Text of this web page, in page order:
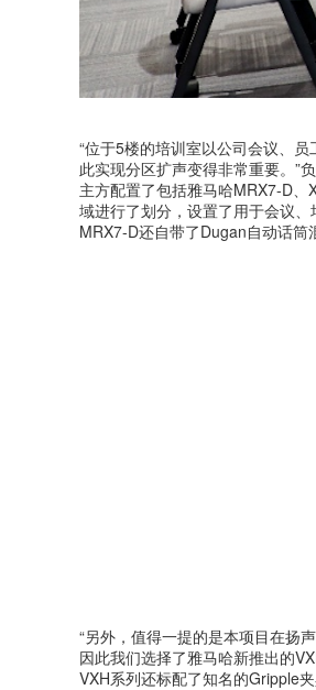
“位于5楼的培训室以公司会议、
此实现分区扩声变得非常重要。”
主方配置了包括雅马哈MRX7-D
域进行了划分，设置了用于会议
MRX7-D还自带了Dugan自动话
“另外，值得一提的是本项目在扬
因此我们选择了雅马哈新推出的
VXH系列还标配了知名的Gripple